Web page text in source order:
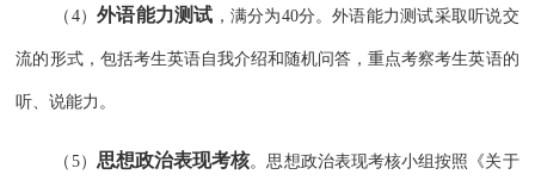
（4）外语能力测试 ， 满分为40分。外语能力测试采取听说交
流的形式，包括考生英语自我介绍和随机问答，重点考察考生英语的
听、说能力。
（5） 思想政治表现考核。 思想政治表现考核小组按照《关于